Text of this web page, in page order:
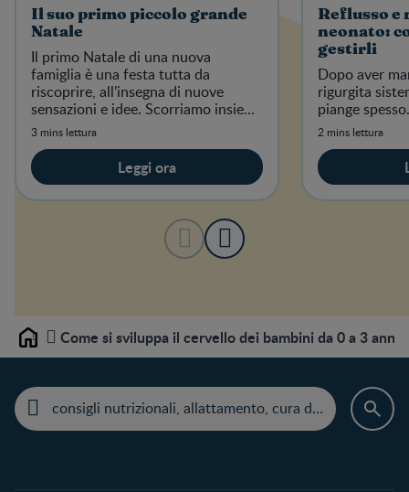
Il suo primo piccolo grande
Natale
Il primo Natale di una nuova
famiglia è una festa tutta da
riscoprire, all’insegna di nuove
sensazioni e idee. Scorriamo insieme
le più belle.
3 mins lettura
Leggi ora
Reflusso
neonato:
gestirli
Dopo aver
rigurgita
piange
2 mins lettura
Home Come si sviluppa il cervello dei bambini da 0 a 3 anni?